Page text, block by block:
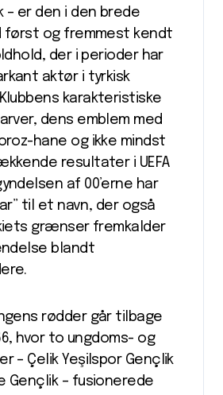
– er den i den brede
og fremmest kendt
der i perioder har
aktør i tyrkisk
karakteristiske
dens emblem med
hane og ikke mindst
resultater i UEFA
af 00’erne har
til et navn, der også
grænser fremkalder
blandt
rødder går tilbage
hvor to ungdoms- og
– Çelik Yeşilspor Gençlik
Gençlik – fusionerede